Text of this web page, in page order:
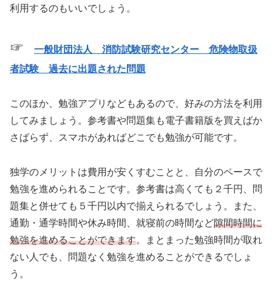
利用するのもいいでしょう。
☞
一般財団法人 消防試験研究センター 危険物取扱
者試験 過去に出題された問題
このほか、勉強アプリなどもあるので、好みの方法を利用
してみましょう。参考書や問題集も電子書籍版を買えばか
さばらず、スマホがあればどこでも勉強が可能です。
独学のメリットは費用が安くすむことと、自分のペースで
勉強を進められることです。参考書は高くても２千円、問
題集と併せても５千円以内で揃えられるでしょう。また、
通勤・通学時間や休み時間、就寝前の時間など隙間時間に
勉強を進めることができます。まとまった勉強時間が取れ
ない人でも、問題なく勉強を進めることができるでしょ
う。